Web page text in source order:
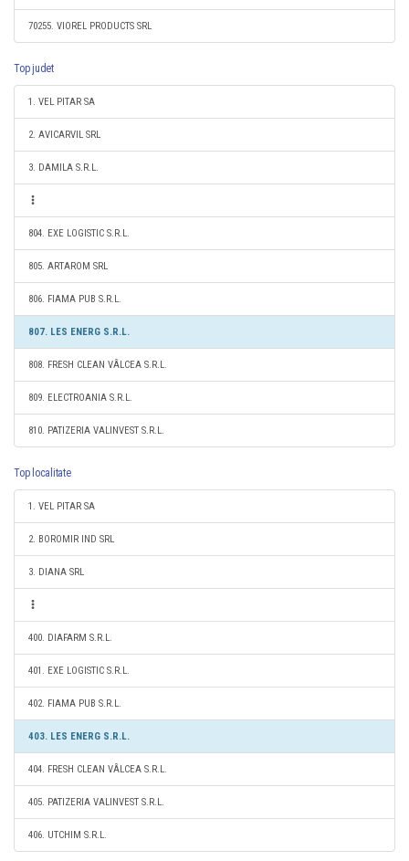
70255. VIOREL PRODUCTS SRL
Top judet
1. VEL PITAR SA
2. AVICARVIL SRL
3. DAMILA S.R.L.
804. EXE LOGISTIC S.R.L.
805. ARTAROM SRL
806. FIAMA PUB S.R.L.
807. LES ENERG S.R.L.
808. FRESH CLEAN VÂLCEA S.R.L.
809. ELECTROANIA S.R.L.
810. PATIZERIA VALINVEST S.R.L.
Top localitate
1. VEL PITAR SA
2. BOROMIR IND SRL
3. DIANA SRL
400. DIAFARM S.R.L.
401. EXE LOGISTIC S.R.L.
402. FIAMA PUB S.R.L.
403. LES ENERG S.R.L.
404. FRESH CLEAN VÂLCEA S.R.L.
405. PATIZERIA VALINVEST S.R.L.
406. UTCHIM S.R.L.